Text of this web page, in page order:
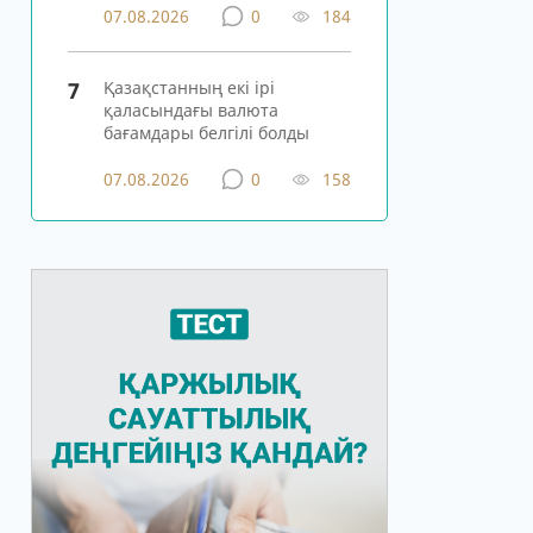
07.08.2026 0 184
7
Қазақстанның екі ірі
қаласындағы валюта
бағамдары белгілі болды
07.08.2026 0 158